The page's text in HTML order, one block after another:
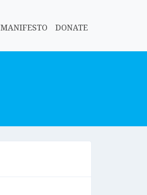
MANIFESTO DONATE